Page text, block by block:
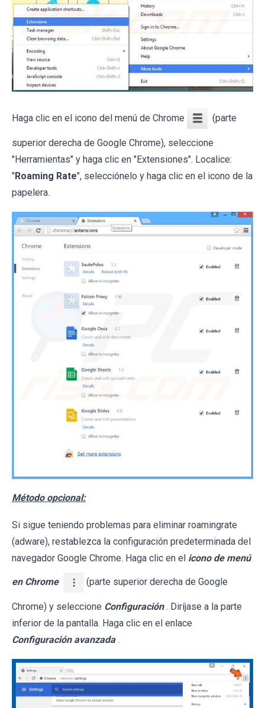
Haga clic en el icono del menú de Chrome (parte
superior derecha de Google Chrome), seleccione
"Herramientas" y haga clic en "Extensiones". Localice:
"Roaming Rate", selecciónelo y haga clic en el icono de la
papelera.
Método opcional:
Si sigue teniendo problemas para eliminar roamingrate
(adware), restablezca la configuración predeterminada del
navegador Google Chrome. Haga clic en el icono de menú
en Chrome (parte superior derecha de Google
Chrome) y seleccione Configuración . Diríjase a la parte
inferior de la pantalla. Haga clic en el enlace
Configuración avanzada .